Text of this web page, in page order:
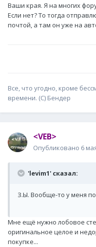
Ваши края. Я на многих
Если нет? То тогда
почтой, а там он уже на
Все, что угодно, кроме
времени. (С) Бендер
<VEB>
Опубликовано 6
'levim1' сказал:
З.Ы. Вообще-то у меня
Мне ещё нужно лобовое
оригинальное целое и
покупке...